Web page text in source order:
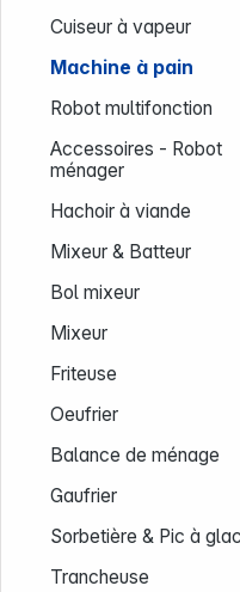
Cuiseur à vapeur
Machine à pain
Robot multifonction
Accessoires - Robot
ménager
Hachoir à viande
Mixeur & Batteur
Bol mixeur
Mixeur
Friteuse
Oeufrier
Balance de ménage
Gaufrier
Sorbetière & Pic à
Trancheuse